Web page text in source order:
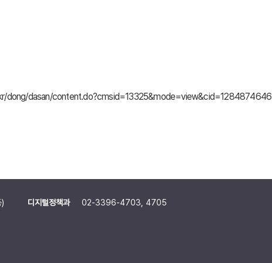
dong/dasan/content.do?cmsid=13325&mode=view&cid=1284874646
디지털정책과 02-3396-4703, 4705